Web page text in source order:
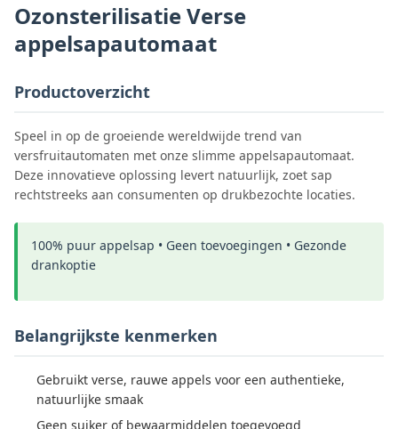
Ozonsterilisatie Verse
appelsapautomaat
Productoverzicht
Speel in op de groeiende wereldwijde trend van
versfruitautomaten met onze slimme appelsapautomaat.
Deze innovatieve oplossing levert natuurlijk, zoet sap
rechtstreeks aan consumenten op drukbezochte locaties.
100% puur appelsap • Geen toevoegingen • Gezonde
drankoptie
Belangrijkste kenmerken
Gebruikt verse, rauwe appels voor een authentieke,
natuurlijke smaak
Geen suiker of bewaarmiddelen toegevoegd